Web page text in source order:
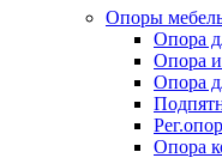
Опоры
Опора
Опора и
Опора
Опора